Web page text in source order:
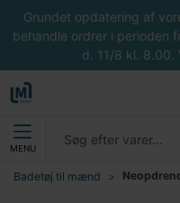
Grundet opdatering af
behandle ordrer i perioden
d. 11/8 kl. 8.00.
MENU
Badetøj til mænd